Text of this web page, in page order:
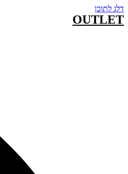
דלג לתוכן
OUTLET